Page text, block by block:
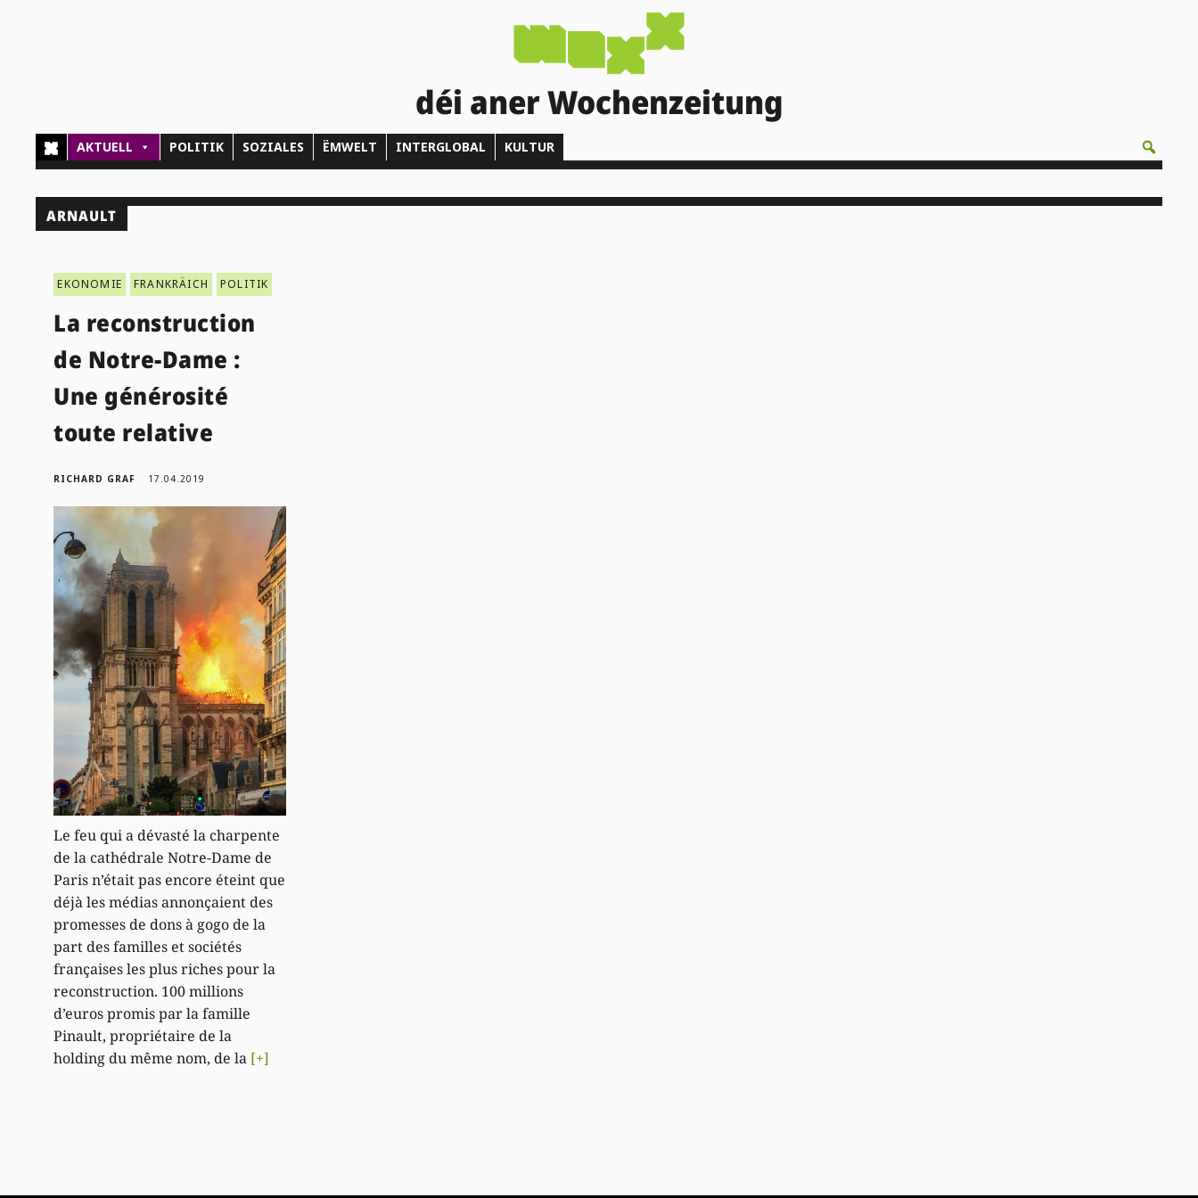
déi aner Wochenzeitung
AKTUELL POLITIK SOZIALES ËMWELT INTERGLOBAL KULTUR
ARNAULT
EKONOMIE FRANKRÄICH POLITIK
La reconstruction
de Notre-Dame :
Une générosité
toute relative
RICHARD GRAF 17.04.2019
Le feu qui a dévasté la charpente
de la cathédrale Notre-Dame de
Paris n’était pas encore éteint que
déjà les médias annonçaient des
promesses de dons à gogo de la
part des familles et sociétés
françaises les plus riches pour la
reconstruction. 100 millions
d’euros promis par la famille
Pinault, propriétaire de la
holding du même nom, de la [+]